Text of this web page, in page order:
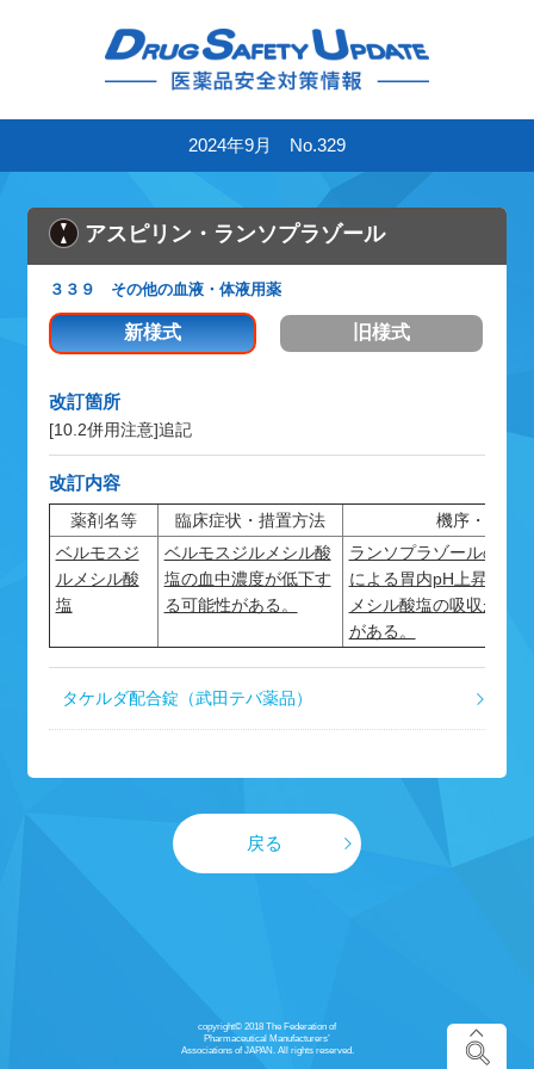
2024年9月 No.329
アスピリン・ランソプラゾール
３３９ その他の血液・体液用薬
新様式 旧様式
改訂箇所
[10.2併用注意]追記
改訂内容
薬剤名等 臨床症状・措置方法
機序・危険
ベルモスジ
ルメシル酸
塩
ベルモスジルメシル酸
塩の血中濃度が低下す
る可能性がある。
ランソプラゾールの胃
による胃内pH上昇によ
メシル酸塩の吸収が抑
がある。
タケルダ配合錠（武田テバ薬品）
戻る
copyright© 2018 The Federation of
Pharmaceutical Manufacturers’
Associations of JAPAN. All rights reserved.